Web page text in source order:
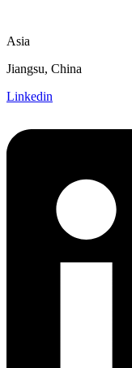
Asia
Jiangsu, China
Linkedin